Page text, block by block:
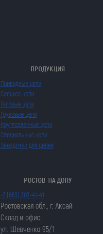
ПРОДУКЦИЯ
Приводные цепи
Сельхоз цепи
Тяговые цепи
Грузовые цепи
Круглозвенные цепи
Специальные цепи
Звездочки для цепей
РОСТОВ-НА ДОНУ
+7 (863) 303-41-41
Ростовская обл., г. Аксай
Склад и офис:
ул. Шевченко 95/1